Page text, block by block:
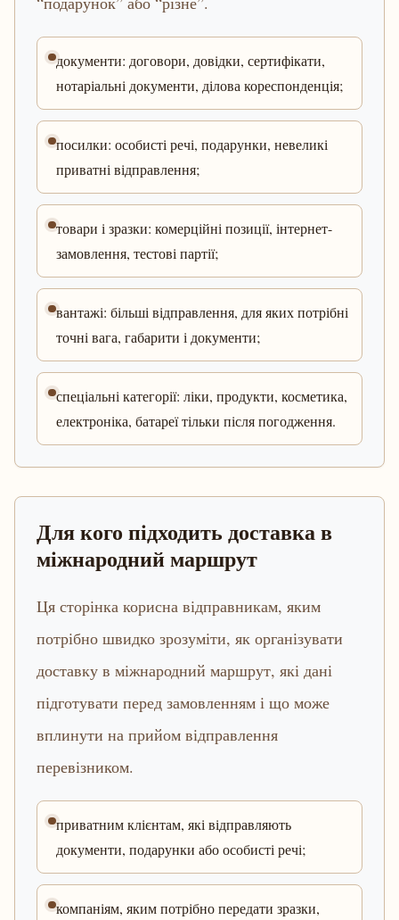
документи: договори, довідки, сертифікати,
нотаріальні документи, ділова кореспонденція;
посилки: особисті речі, подарунки, невеликі
приватні відправлення;
товари і зразки: комерційні позиції, інтернет-
замовлення, тестові партії;
вантажі: більші відправлення, для яких потрібні
точні вага, габарити і документи;
спеціальні категорії: ліки, продукти, косметика,
електроніка, батареї тільки після погодження.
Для кого підходить доставка в
міжнародний маршрут
Ця сторінка корисна відправникам, яким
потрібно швидко зрозуміти, як організувати
доставку в міжнародний маршрут, які дані
підготувати перед замовленням і що може
вплинути на прийом відправлення
перевізником.
приватним клієнтам, які відправляють
документи, подарунки або особисті речі;
компаніям, яким потрібно передати зразки,